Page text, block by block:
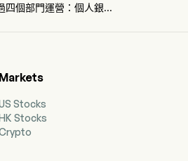
四個部門運營：個人銀
券及期貨有限公司。
Markets
Stocks
Stocks